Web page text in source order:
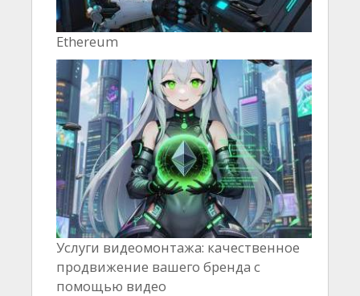
Ethereum
Услуги видеомонтажа: качественное
продвижение вашего бренда с
помощью видео